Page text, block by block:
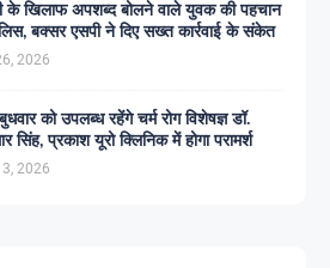
के खिलाफ अपशब्द बोलने वाले युवक की पहचान
बक्सर एसपी ने दिए सख्त कार्रवाई के संकेत
2026
को उपलब्ध रहेंगे चर्म रोग विशेषज्ञ डॉ.
सिंह, प्रकाश यूरो क्लिनिक में होगा परामर्श
2026